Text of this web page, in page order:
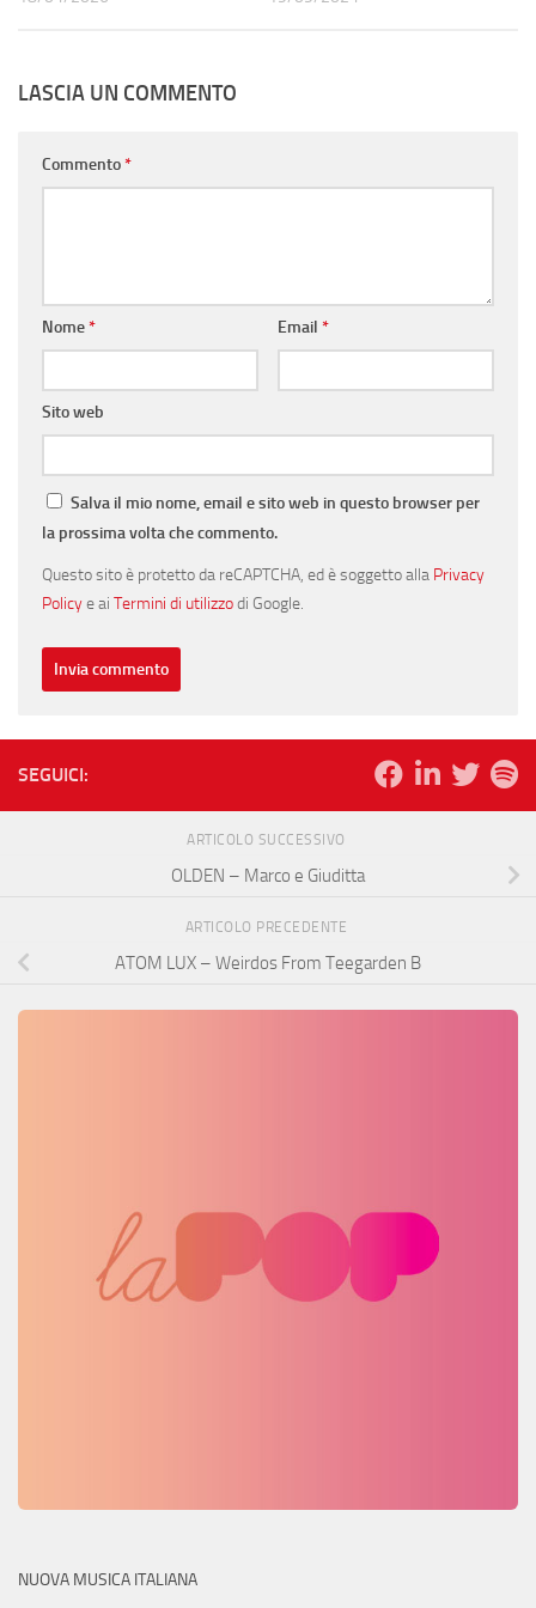
LASCIA UN COMMENTO
Commento*
Nome* Email *
Sito web
Salva il mio nome, email e sito web in questo browser per
la prossima volta che commento.
Questo sito è protetto da reCAPTCHA, ed è soggetto alla Privacy
Policye ai Termini di utilizzodi Google.
SEGUICI:
ARTICOLO SUCCESSIVO
OLDEN – Marco e Giuditta
ARTICOLO PRECEDENTE
ATOM LUX – Weirdos From Teegarden B
NUOVA MUSICA ITALIANA